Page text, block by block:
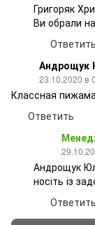
Григоряк
Ви обрали
Ответить
Андрощук
23.10.2020 в
Классная
Ответить
Андрощук
носіть із
Ответить